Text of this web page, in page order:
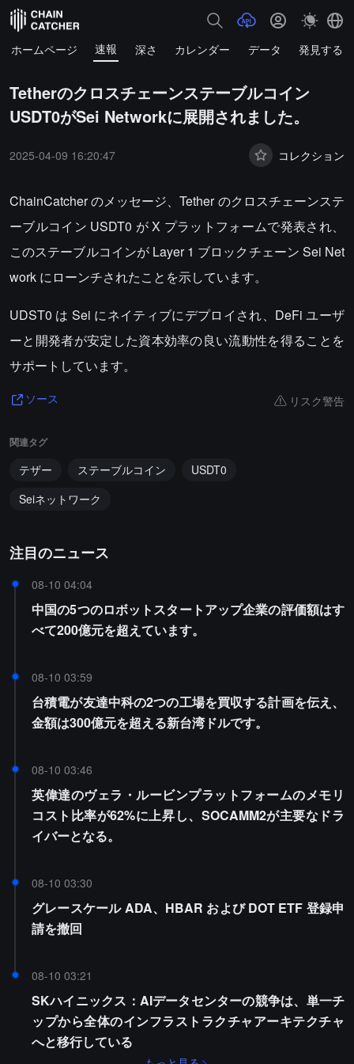
ホームページ 速報 深さ カレンダー データ 発見する
Tetherのクロスチェーンステーブルコイン
USDT0がSei Networkに展開されました。
2025-04-09 16:20:47 コレクション
ChainCatcher のメッセージ、Tether のクロスチェーンステ
ーブルコイン USDT0 が X プラットフォームで発表され、
このステーブルコインが Layer 1 ブロックチェーン Sei Net
work にローンチされたことを示しています。
UDST0 は Sei にネイティブにデプロイされ、DeFi ユーザ
ーと開発者が安定した資本効率の良い流動性を得ることを
サポートしています。
ソース リスク警告
関連タグ
テザー ステーブルコイン
USDT0
Seiネットワーク
注目のニュース
08-10 04:04
中国の5つのロボットスタートアップ企業の評価額はす
べて200億元を超えています。
08-10 03:59
台積電が友達中科の2つの工場を買収する計画を伝え、
金額は300億元を超える新台湾ドルです。
08-10 03:46
英偉達のヴェラ・ルービンプラットフォームのメモリ
コスト比率が62%に上昇し、SOCAMM2が主要なドラ
イバーとなる。
08-10 03:30
グレースケール ADA、HBAR および DOT ETF 登録申
請を撤回
08-10 03:21
SKハイニックス：AIデータセンターの競争は、単一チ
ップから全体のインフラストラクチャアーキテクチャ
へと移行している